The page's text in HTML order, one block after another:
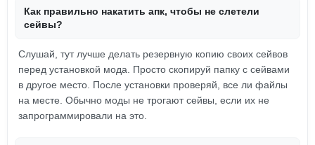
Как правильно накатить апк, чтобы не слетели
сейвы?
Слушай, тут лучше делать резервную копию своих сейвов
перед установкой мода. Просто скопируй папку с сейвами
в другое место. После установки проверяй, все ли файлы
на месте. Обычно моды не трогают сейвы, если их не
запрограммировали на это.